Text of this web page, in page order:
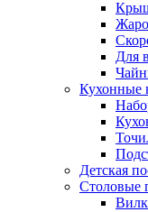
Для
Кухонные
Детская
Столовые